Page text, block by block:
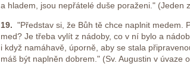
a hladem, jsou nepřátelé duše poraženi." (Jeden
19."Představ si, že Bůh tě chce naplnit medem.
med? Je třeba vylít z nádoby, co v ní bylo a
i když namáhavě, úporně, aby se stala
máš být naplněn dobrem." (Sv. Augustin v úvaze